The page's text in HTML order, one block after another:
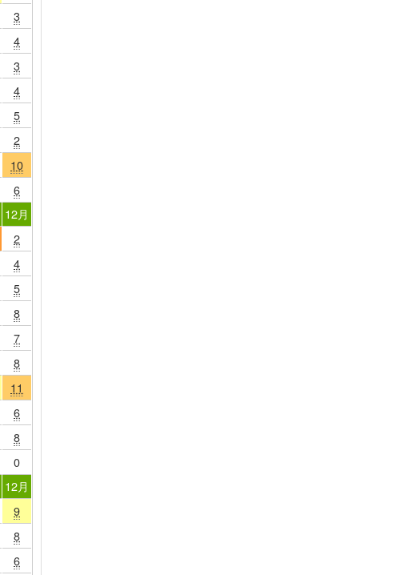
3
4
3
4
5
2
10
6
12月
2
4
5
8
7
8
11
6
8
0
12月
9
8
6